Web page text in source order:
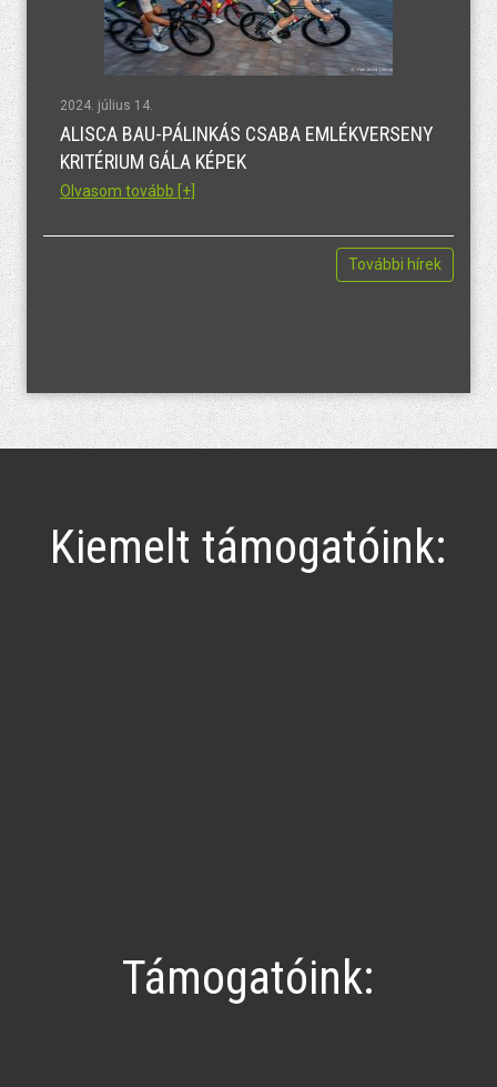
2024. július 14.
ALISCA BAU-PÁLINKÁS CSABA EMLÉKVERSENY
KRITÉRIUM GÁLA KÉPEK
Olvasom tovább [+]
További hírek
Kiemelt támogatóink:
Támogatóink: